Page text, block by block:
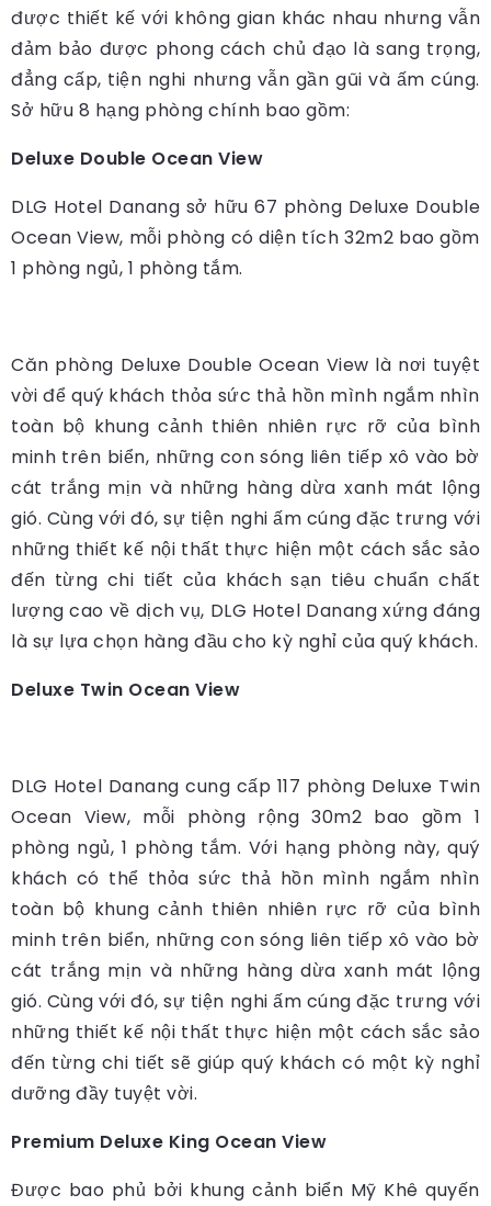
được thiết kế với không gian khác nhau nhưng vẫn
đảm bảo được phong cách chủ đạo là sang trọng,
đẳng cấp, tiện nghi nhưng vẫn gần gũi và ấm cúng.
Sở hữu 8 hạng phòng chính bao gồm:
Deluxe Double Ocean View
DLG Hotel Danang sở hữu 67 phòng Deluxe Double
Ocean View, mỗi phòng có diện tích 32m2 bao gồm
1 phòng ngủ, 1 phòng tắm.
Căn phòng Deluxe Double Ocean View là nơi tuyệt
vời để quý khách thỏa sức thả hồn mình ngắm nhìn
toàn bộ khung cảnh thiên nhiên rực rỡ của bình
minh trên biển, những con sóng liên tiếp xô vào bờ
cát trắng mịn và những hàng dừa xanh mát lộng
gió. Cùng với đó, sự tiện nghi ấm cúng đặc trưng với
những thiết kế nội thất thực hiện một cách sắc sảo
đến từng chi tiết của khách sạn tiêu chuẩn chất
lượng cao về dịch vụ, DLG Hotel Danang xứng đáng
là sự lựa chọn hàng đầu cho kỳ nghỉ của quý khách.
Deluxe Twin Ocean View
DLG Hotel Danang cung cấp 117 phòng Deluxe Twin
Ocean View, mỗi phòng rộng 30m2 bao gồm 1
phòng ngủ, 1 phòng tắm. Với hạng phòng này, quý
khách có thể thỏa sức thả hồn mình ngắm nhìn
toàn bộ khung cảnh thiên nhiên rực rỡ của bình
minh trên biển, những con sóng liên tiếp xô vào bờ
cát trắng mịn và những hàng dừa xanh mát lộng
gió. Cùng với đó, sự tiện nghi ấm cúng đặc trưng với
những thiết kế nội thất thực hiện một cách sắc sảo
đến từng chi tiết sẽ giúp quý khách có một kỳ nghỉ
dưỡng đầy tuyệt vời.
Premium Deluxe King Ocean View
Được bao phủ bởi khung cảnh biển Mỹ Khê quyến